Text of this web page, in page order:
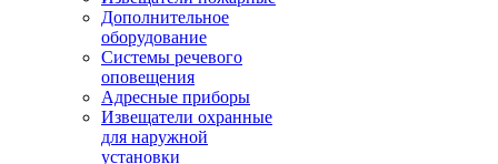
Дополнительное
оборудование
Системы речевого
оповещения
Адресные приборы
Извещатели охранные
для наружной
установки